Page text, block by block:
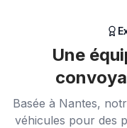
Une
Basée à Nantes,
véhicules pour des